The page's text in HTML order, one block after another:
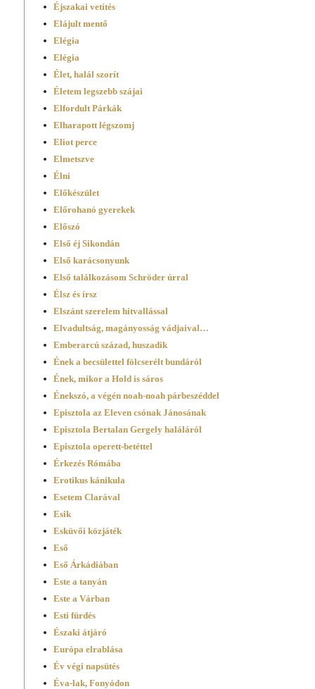
Éjszakai vetítés
Elájult mentő
Elégia
Elégia
Élet, halál szorít
Életem legszebb szájai
Elfordult Párkák
Elharapott légszomj
Eliot perce
Elmetszve
Élni
Előkészület
Előrohanó gyerekek
Előszó
Első éj Sikondán
Első karácsonyunk
Első találkozásom Schröder úrral
Élsz és írsz
Elszánt szerelem hitvallással
Elvadultság, magányosság vádjaival…
Emberarcú század, huszadik
Ének a becsülettel fölcserélt bundáról
Ének, mikor a Hold is sáros
Énekszó, a végén noah-noah párbeszéddel
Episztola az Eleven csónak Jánosának
Episztola Bertalan Gergely haláláról
Episztola operett-betéttel
Érkezés Rómába
Erotikus kánikula
Esetem Clarával
Esik
Esküvői közjáték
Eső
Eső Árkádiában
Este a tanyán
Este a Várban
Esti fürdés
Északi átjáró
Európa elrablása
Év végi napsütés
Éva-lak, Fonyódon